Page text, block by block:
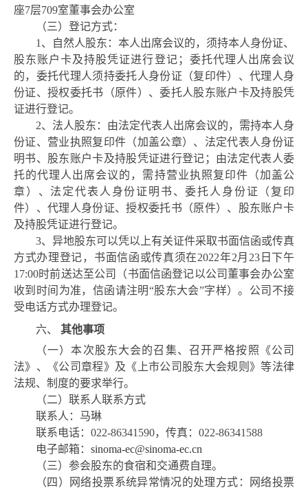
座7层709室董事会办公室
（三）登记方式：
1、自然人股东：本人出席会议的，须持本人身份证、
股东账户卡及持股凭证进行登记；委托代理人出席会议
的，委托代理人须持委托人身份证（复印件）、代理人身
份证、授权委托书（原件）、委托人股东账户卡及持股凭
证进行登记。
2、法人股东：由法定代表人出席会议的，需持本人身
份证、营业执照复印件（加盖公章）、法定代表人身份证
明书、股东账户卡及持股凭证进行登记；由法定代表人委
托的代理人出席会议的，需持营业执照复印件（加盖公
章）、法定代表人身份证明书、委托人身份证（复印
件）、代理人身份证、授权委托书（原件）、股东账户卡
及持股凭证进行登记。
3、异地股东可以凭以上有关证件采取书面信函或传真
方式办理登记，书面信函或传真须在2022年2月23日下午
17:00时前送达至公司（书面信函登记以公司董事会办公室
收到时间为准，信函请注明“股东大会”字样）。公司不接
受电话方式办理登记。
六、 其他事项
（一）本次股东大会的召集、召开严格按照《公司
法》、《公司章程》及《上市公司股东大会规则》等法律
法规、制度的要求举行。
（二）联系人联系方式
联系人：马琳
联系电话： 022-86341590，传真：022-86341588
电子邮箱： sinoma-ec@sinoma-ec.cn
（三）参会股东的食宿和交通费自理。
（四）网络投票系统异常情况的处理方式：网络投票